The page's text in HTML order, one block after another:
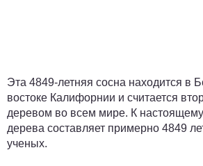
Эта 4849-летняя сосна находится в
востоке Калифорнии и считается
деревом во всем мире. К
дерева составляет примерно 4849
ученых.